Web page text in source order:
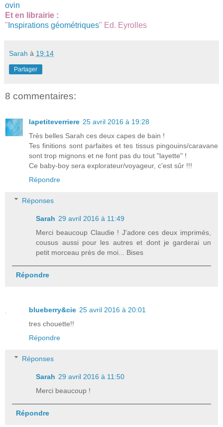
ovin
Et en librairie :
" Inspirations géométriques" Ed. Eyrolles
Sarah à 19:14
Partager
8 commentaires:
lapetiteverriere 25 avril 2016 à 19:28
Très belles Sarah ces deux capes de bain !
Tes finitions sont parfaites et tes tissus pingouins/caravane
sont trop mignons et ne font pas du tout "layette" !
Ce baby-boy sera explorateur/voyageur, c'est sûr !!!
Répondre
Réponses
Sarah 29 avril 2016 à 11:49
Merci beaucoup Claudie ! J'adore ces deux imprimés,
cousus aussi pour les autres et dont je garderai un
petit morceau près de moi... Bises
Répondre
blueberry&cie 25 avril 2016 à 20:01
tres chouette!!
Répondre
Réponses
Sarah 29 avril 2016 à 11:50
Merci beaucoup !
Répondre